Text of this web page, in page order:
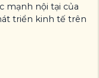
mạnh nội tại của
triển kinh tế trên